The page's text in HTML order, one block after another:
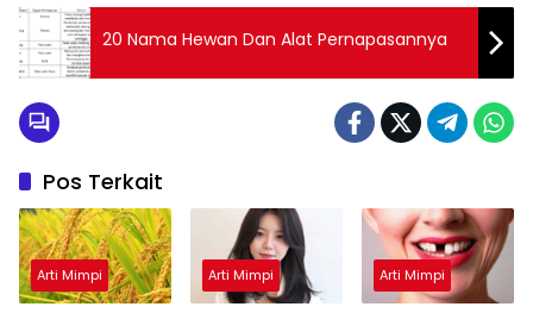
20 Nama Hewan Dan Alat Pernapasannya
Pos Terkait
Arti Mimpi Arti Mimpi Arti Mimpi